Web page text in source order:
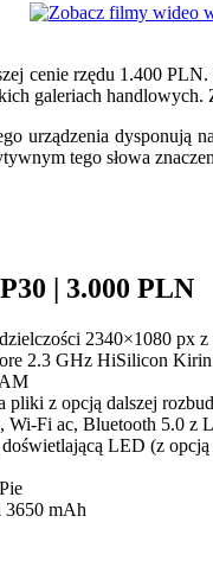
cenie rzędu 1.400
galeriach
urządzenia dysponują
tego słowa
| 3.000 PLN
2340×1080 px
2.3 GHz HiSilicon
pliki z opcją dalszej
Wi-Fi ac, Bluetooth 5.0 z
LED (z
3650 mAh